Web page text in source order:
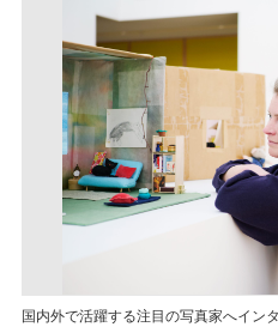
国内外で活躍する注目の写真家へイン